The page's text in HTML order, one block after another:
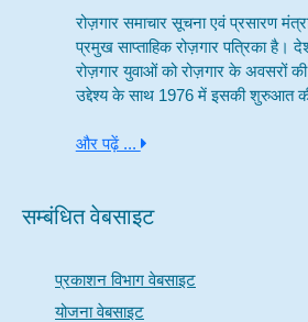
रोज़गार समाचार सूचना एवं प्रसारण
प्रमुख साप्ताहिक रोज़गार पत्रिका है।
रोज़गार युवाओं को रोज़गार के अवसरों
उद्देश्य के साथ 1976 में इसकी शुरुआत
और पढ़ें ...
सम्बंधित वेबसाइट
प्रकाशन विभाग वेबसाइट
योजना वेबसाइट